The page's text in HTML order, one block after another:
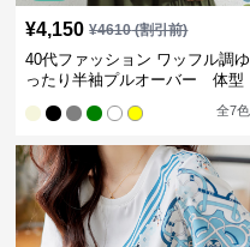
¥4,150 ¥4610(割引前)
40代ファッション ワッフル調ゆ
ったり半袖プルオーバー 体型
全7色